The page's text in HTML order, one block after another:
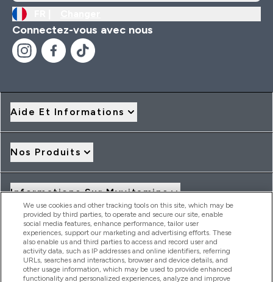
Connectez-vous avec nous
Aide Et Informations
Nos Produits
Informations Sur Myvitamins
Offres Et Réductions
2026 THG Nutrition Limited (FRN: 1022962), trading as
We use cookies and other tracking tools on this site, which may be
provided by third parties, to operate and secure our site, enable
social media features, enhance performance, tailor user
experiences, support our marketing and advertising efforts. These
also enable us and third parties to access and record user and
activity data, such as IP addresses and online identifiers, referring
URLs, searches and interactions, browser and device details, and
other usage information, which may be used to provide enhanced
functionality and personalized experiences, analyze and improve